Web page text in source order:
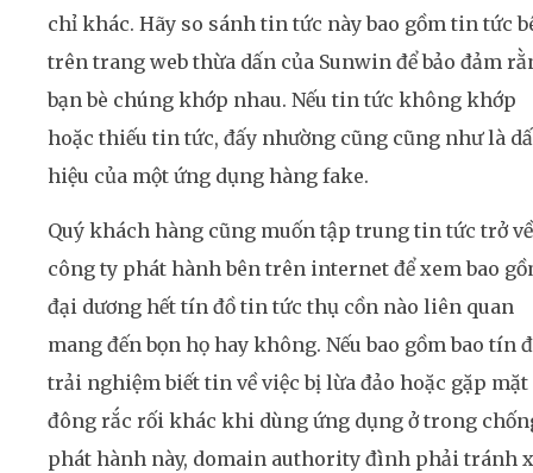
chỉ khác. Hãy so sánh tin tức này bao gồm tin tức
trên trang web thừa dấn của Sunwin để bảo đảm
bạn bè chúng khớp nhau. Nếu tin tức không khớp
hoặc thiếu tin tức, đấy nhường cũng cũng như là
hiệu của một ứng dụng hàng fake.
Quý khách hàng cũng muốn tập trung tin tức trở về
công ty phát hành bên trên internet để xem bao
đại dương hết tín đồ tin tức thụ cồn nào liên quan
mang đến bọn họ hay không. Nếu bao gồm bao tín
trải nghiệm biết tin về việc bị lừa đảo hoặc gặp mặt
đông rắc rối khác khi dùng ứng dụng ở trong
phát hành này, domain authority đình phải tránh